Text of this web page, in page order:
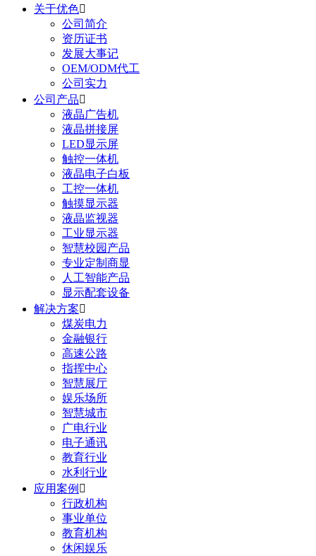
关于优色
公司简介
资历证书
发展大事记
OEM/ODM代工
公司实力
公司产品
液晶广告机
液晶拼接屏
LED显示屏
触控一体机
液晶电子白板
工控一体机
触摸显示器
液晶监视器
工业显示器
智慧校园产品
专业定制商显
人工智能产品
显示配套设备
解决方案
煤炭电力
金融银行
高速公路
指挥中心
智慧展厅
娱乐场所
智慧城市
广电行业
电子通讯
教育行业
水利行业
应用案例 
行政机构
事业单位
教育机构
休闲娱乐